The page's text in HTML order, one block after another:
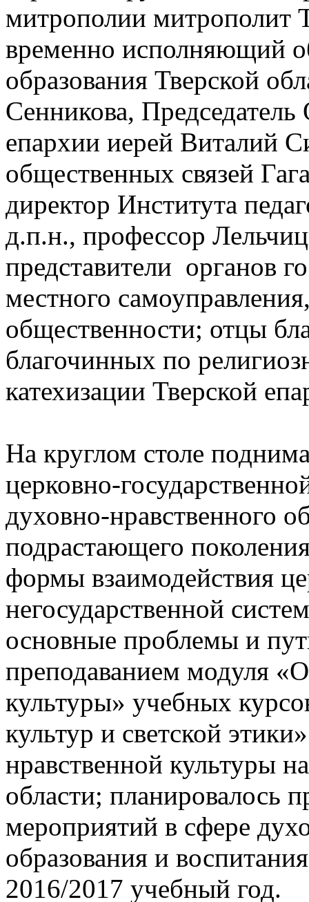
митрополии митрополит
временно исполняющий
образования Тверской
Сенникова,
епархии иерей Виталий
общественных связей
директор Института
д.п.н., профессор
представители органов
местного
общественности; отцы
благочинных по
катехизации Тверской
На круглом столе
церковно-
духовно-нравственного
подрастающего
формы взаимодействия
негосударственной
основные проблемы и
преподаванием модуля
культуры» учебных
культур и светской
нравственной культуры
области; планировалось
мероприятий в сфере
образования и
2016/2017 учебный год.